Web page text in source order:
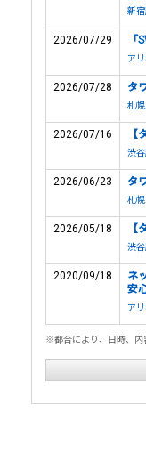
新
2026/07/29 「
ア
2026/07/28 タ
札
2026/07/16 【
渋
2026/06/23 タ
札
2026/05/18 【
渋
2020/09/18
ネ
安
ア
※都合により、日時、内